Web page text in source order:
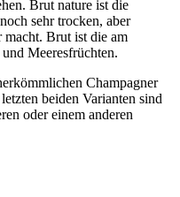
Brut nature ist die
sehr trocken, aber
macht. Brut ist die am
Meeresfrüchten.
Champagner
beiden Varianten sind
oder einem anderen